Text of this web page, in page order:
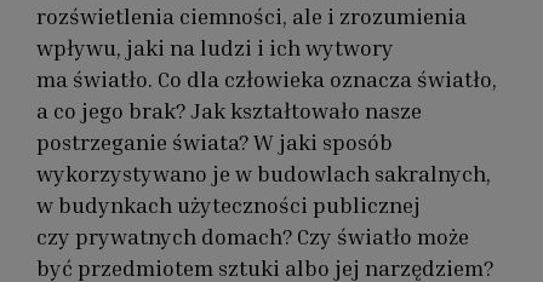
rozświetlenia ciemności, ale i zrozumienia
wpływu, jaki na ludzi i ich wytwory
ma światło. Co dla człowieka oznacza światło,
a co jego brak? Jak kształtowało nasze
postrzeganie świata? W jaki sposób
wykorzystywano je w budowlach sakralnych,
w budynkach użyteczności publicznej
czy prywatnych domach? Czy światło może
być przedmiotem sztuki albo jej narzędziem?